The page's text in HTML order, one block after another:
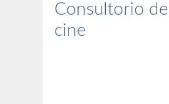
Consultorio
cine